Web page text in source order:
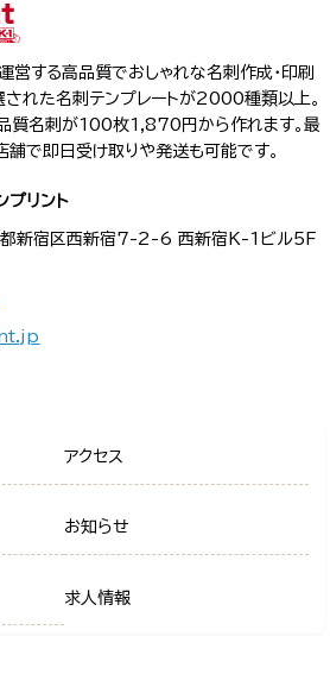
する高品質でおしゃれな名刺作成・印刷
された名刺テンプレートが2000種類以上。
質名刺が100枚1,870円から作れます。最
で即日受け取りや発送も可能です。
プリント
新宿区西新宿7-2-6 西新宿K-1ビル5F
アクセス
お知らせ
求人情報